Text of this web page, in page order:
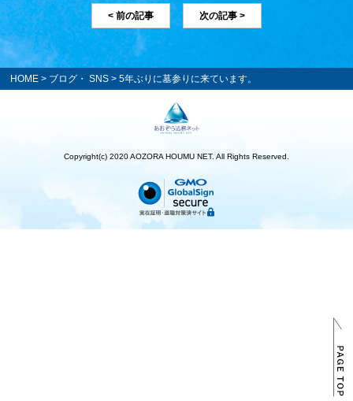
< 前の記事 次の記事 >
HOME > ブログ・ SNS > 5年ぶりに墓参りに来ています。
Copyright(c) 2020 AOZORA HOUMU NET. All Rights Reserved.